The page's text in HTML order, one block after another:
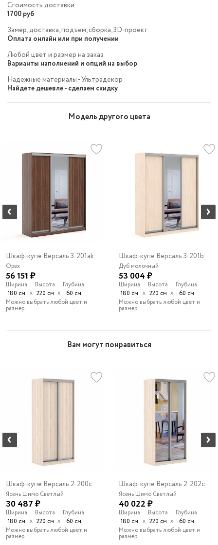
Стоимость доставки:
1700 руб
Замер, доставка, подъем, сборка, 3D-проект
Оплата онлайн или при получении
Любой цвет и размер на заказ
Варианты наполнений и опций на выбор
Надежные материалы - Ультрадекор
Найдете дешевле - сделаем скидку
Модель другого цвета
Шкаф-купе Версаль 3-201ak
Орех
56 151 ₽
Ширина
180 см х
Высота
220 см х
Глубина
60 см
Можно выбрать любой цвет и
размер
Шкаф-купе Версаль 3-201b
Дуб молочный
53 004 ₽
Ширина
180 см х
Высота
220 см х
Глубина
60 см
Можно выбрать любой цвет и
размер
Вам могут понравиться
Шкаф-купе Версаль 2-200c
Ясень Шимо Светлый
30 487 ₽
Ширина
180 см х
Высота
220 см х
Глубина
60 см
Можно выбрать любой цвет и
размер
Шкаф-купе Версаль 2-202c
Ясень Шимо Светлый
40 022 ₽
Ширина
180 см х
Высота
220 см х
Глубина
60 см
Можно выбрать любой цвет и
размер